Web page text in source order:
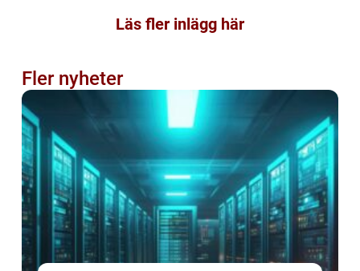
Läs fler inlägg här
Fler nyheter